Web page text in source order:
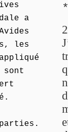
a
les
sont